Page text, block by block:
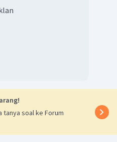
tanya soal ke Forum